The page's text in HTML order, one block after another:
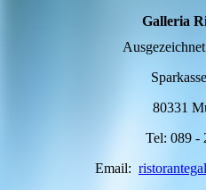
Galleria
80331
Tel: 089 -
Email: